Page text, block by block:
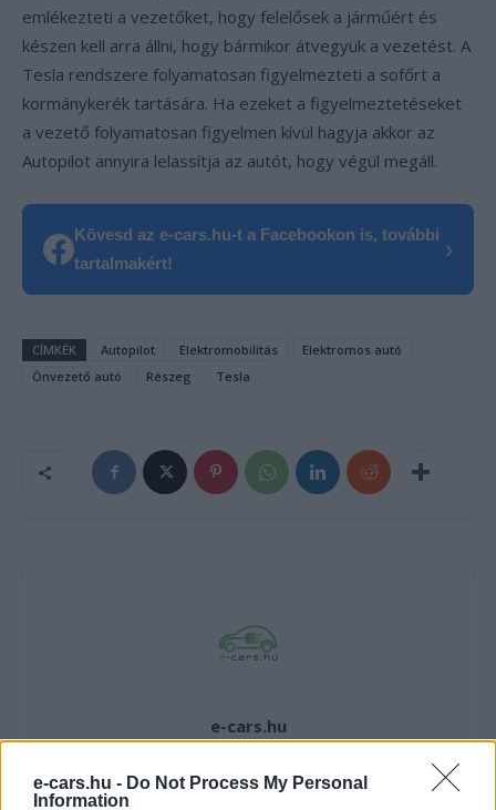
e-cars.hu - Do Not Process My Personal
Information
emlékezteti a vezetőket, hogy felelősek a járműért és
készen kell arra állni, hogy bármikor átvegyük a vezetést. A
Tesla rendszere folyamatosan figyelmezteti a sofőrt a
kormánykerék tartására. Ha ezeket a figyelmeztetéseket
a vezető folyamatosan figyelmen kívül hagyja akkor az
Autopilot annyira lelassítja az autót, hogy végül megáll.
Kövesd az e-cars.hu-t a Facebookon is, további
tartalmakért!
›
CÍMKÉK Autopilot Elektromobilitás
Elektromos autó
Önvezető autó
Részeg Tesla
e-cars.hu
Érdekelnek a legfrissebb hírek az e-autók világából, vagy
foglalkoztatnak a legújabb fejlesztések az elektromosság és a